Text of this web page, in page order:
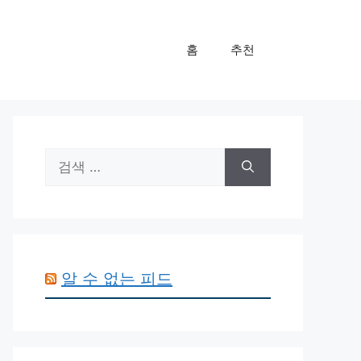
홈 추천
색:
알 수 없는 피드